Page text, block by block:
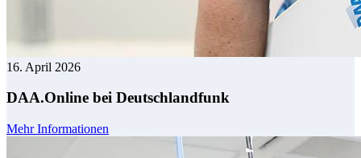
16. April 2026
DAA.Online bei Deutschlandfunk
Mehr Informationen